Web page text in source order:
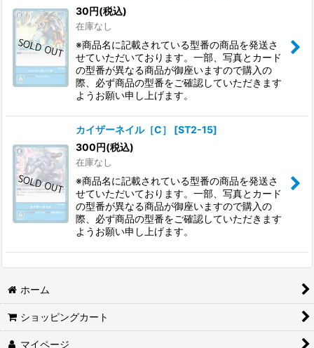
30円(税込)
在庫なし
※商品名に記載されている型番の商品を発送さ
せていただいております。一部、写真とカード
の型番が異なる商品が御座いますので購入の
際、必ず商品の型番をご確認していただきます
ようお願い申し上げます。
カイザーネイル［C］ [ST2-15]
300円(税込)
在庫なし
※商品名に記載されている型番の商品を発送さ
せていただいております。一部、写真とカード
の型番が異なる商品が御座いますので購入の
際、必ず商品の型番をご確認していただきます
ようお願い申し上げます。
ホーム
ショッピングカート
マイページ